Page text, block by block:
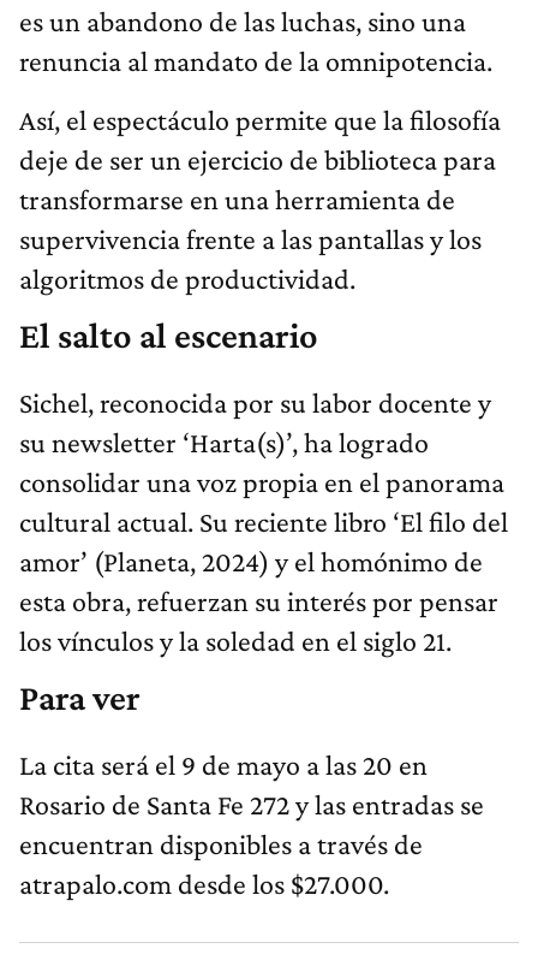
es un abandono de las luchas, sino una
renuncia al mandato de la omnipotencia.
Así, el espectáculo permite que la filosofía
deje de ser un ejercicio de biblioteca para
transformarse en una herramienta de
supervivencia frente a las pantallas y los
algoritmos de productividad.
El salto al escenario
Sichel, reconocida por su labor docente y
su newsletter ‘Harta(s)’, ha logrado
consolidar una voz propia en el panorama
cultural actual. Su reciente libro ‘El filo del
amor’ (Planeta, 2024) y el homónimo de
esta obra, refuerzan su interés por pensar
los vínculos y la soledad en el siglo 21.
Para ver
La cita será el 9 de mayo a las 20 en
Rosario de Santa Fe 272 y las entradas se
encuentran disponibles a través de
atrapalo.com desde los $27.000.